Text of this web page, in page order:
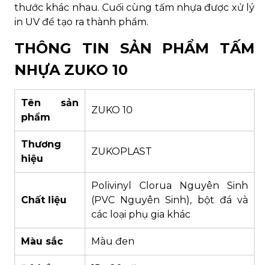
thước khác nhau. Cuối cùng tấm nhựa được xử lý
in UV để tạo ra thành phẩm.
THÔNG TIN SẢN PHẨM TẤM
NHỰA ZUKO 10
Tên sản
phẩm
ZUKO 10
Thương
hiệu
ZUKOPLAST
Chất liệu
Polivinyl Clorua Nguyên Sinh
(PVC Nguyên Sinh), bột đá và
các loại phụ gia khác
Màu sắc Màu đen